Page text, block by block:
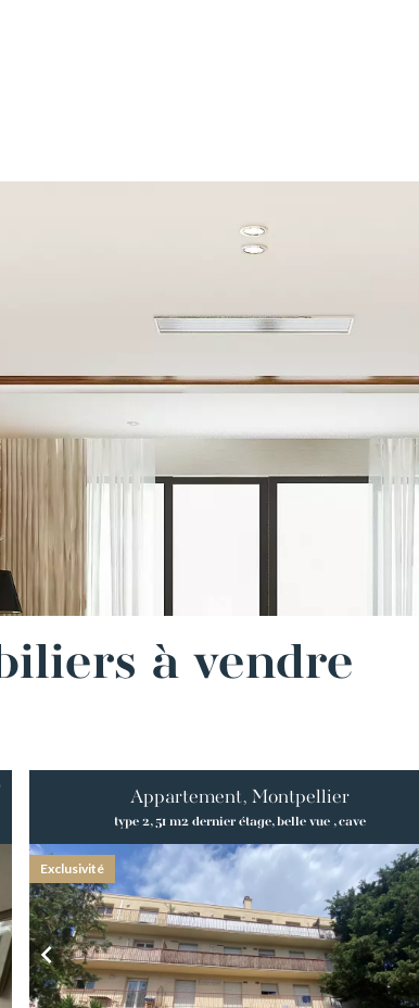
à vendre
Appartement, Montpellier
type 2, 51 m2 dernier étage, belle vue , cave
Exclusivité